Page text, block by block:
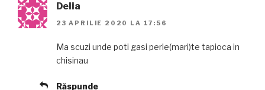
Delia
23 APRILIE 2020 LA 17:56
Ma scuzi unde poti gasi perle(mari)te tapioca in
chisinau
Răspunde